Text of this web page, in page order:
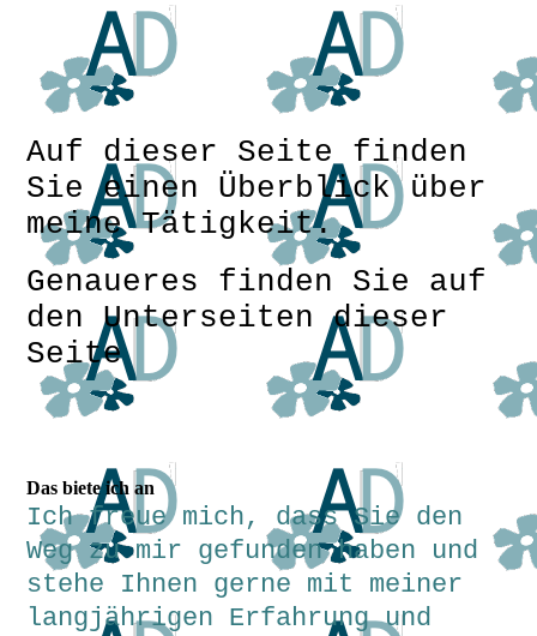
Auf dieser Seite finden
Sie einen Überblick über
meine Tätigkeit.
Genaueres finden Sie auf
den Unterseiten dieser
Seite
Das biete ich an
Ich freue mich, dass Sie den
Weg zu mir gefunden haben und
stehe Ihnen gerne mit meiner
langjährigen Erfahrung und